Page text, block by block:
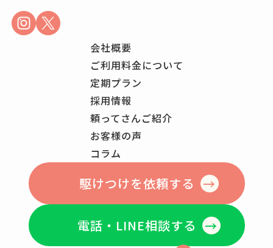
会社概要
ご利用料金について
定期プラン
採用情報
頼ってさんご紹介
お客様の声
コラム
駆けつけを依頼する
電話・LINE相談する